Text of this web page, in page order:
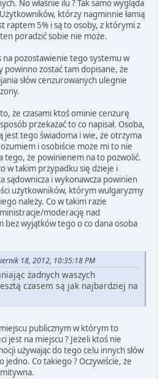
No właśnie ilu ? Tak samo wygląda
którzy nagminnie łamią
raptem 5% i są to osoby, z którymi z
poradzić sobie nie może.
na pozostawienie tego systemu w
zostać tam dopisane, że
słów cenzurowanych ulegnie
że czasami ktoś ominie cenzurę
przekazać to co napisał. Osoba,
jest tego świadoma i wie, że otrzyma
i osobiście może mi to nie
tego, że powinienem na to pozwolić.
w takim przypadku się dzieje i
sądownicza i wykonawcza powinien
użytkowników, którym wulgaryzmy
należy. Co w takim razie
moderację nad
bez wyjątków tego o co dana osoba
18, 2012, 10:35:18 PM
żadnych waszych
czasem są jak najbardziej na
publicznym w którym to
jest na miejscu ? Jeżeli ktoś nie
używając do tego celu innych słów
jedno. Co takiego ? Oczywiście, że